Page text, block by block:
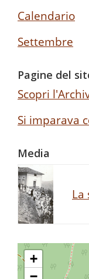
Calendario
Settembre
Pagine del
Scopri
Si imparava
Media
La
+